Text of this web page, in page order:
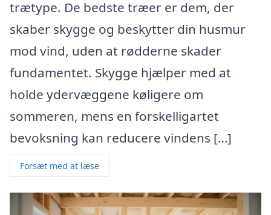
trætype. De bedste træer er dem, der
skaber skygge og beskytter din husmur
mod vind, uden at rødderne skader
fundamentet. Skygge hjælper med at
holde ydervæggene køligere om
sommeren, mens en forskelligartet
bevoksning kan reducere vindens […]
Forsæt med at læse